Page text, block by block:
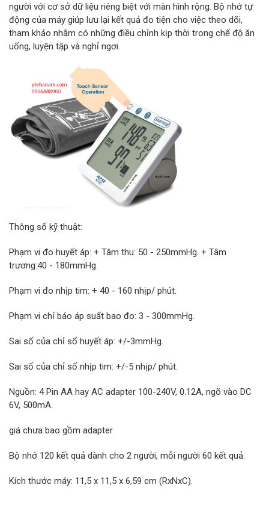
người với cơ sở dữ liệu riêng biệt với màn hình rộng. Bộ nhớ tự
động của máy giúp lưu lại kết quả đo tiện cho việc theo dõi,
tham khảo nhằm có những điều chỉnh kịp thời trong chế độ ăn
uống, luyện tập và nghỉ ngơi.
Thông số kỹ thuật:
Phạm vi đo huyết áp: + Tâm thu: 50 - 250mmHg. + Tâm
trương:40 - 180mmHg.
Phạm vi đo nhịp tim: + 40 - 160 nhịp/ phút.
Phạm vi chỉ báo áp suất bao đo: 3 - 300mmHg.
Sai số của chỉ số huyết áp: +/-3mmHg.
Sai số của chỉ số nhịp tim: +/-5 nhịp/ phút.
Nguồn: 4 Pin AA hay AC adapter 100-240V, 0.12A, ngõ vào DC
6V, 500mA.
giá chưa bao gồm adapter
Bộ nhớ 120 kết quả dành cho 2 người, mỗi người 60 kết quả.
Kích thước máy: 11,5 x 11,5 x 6,59 cm (RxNxC).